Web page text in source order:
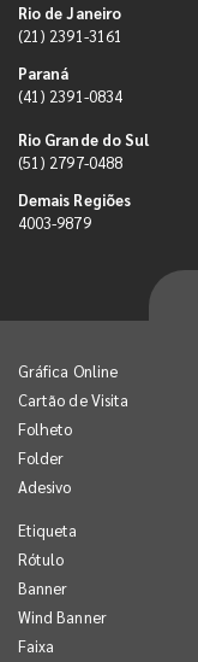
Rio de Janeiro
(21) 2391-3161
Paraná
(41) 2391-0834
Rio Grande do Sul
(51) 2797-0488
Demais Regiões
4003-9879
Gráfica Online
Cartão de Visita
Folheto
Folder
Adesivo
Etiqueta
Rótulo
Banner
Wind Banner
Faixa